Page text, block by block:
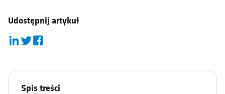
Udostępnij artykuł
Spis treści